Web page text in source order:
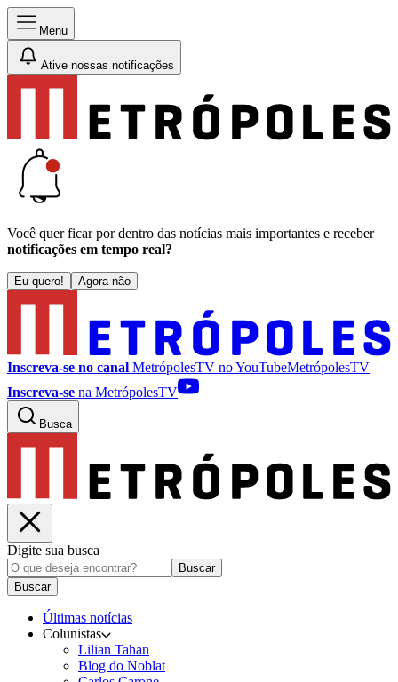
Menu
Ative nossas notificações
Você quer ficar por dentro das notícias mais importantes e receber
notificações em tempo real?
Eu quero! Agora não
Inscreva-se no canal MetrópolesTV noYouTubeMetrópolesTV
Inscreva-se na MetrópolesTV
Busca
Digite sua busca
Buscar
Buscar
Últimas notícias
Colunistas
Lilian Tahan
Blog do Noblat